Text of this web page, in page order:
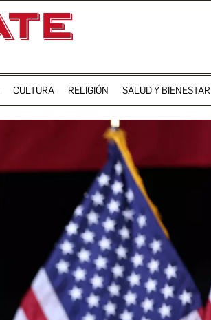
CULTURA RELIGIÓN SALUD Y BIENESTAR